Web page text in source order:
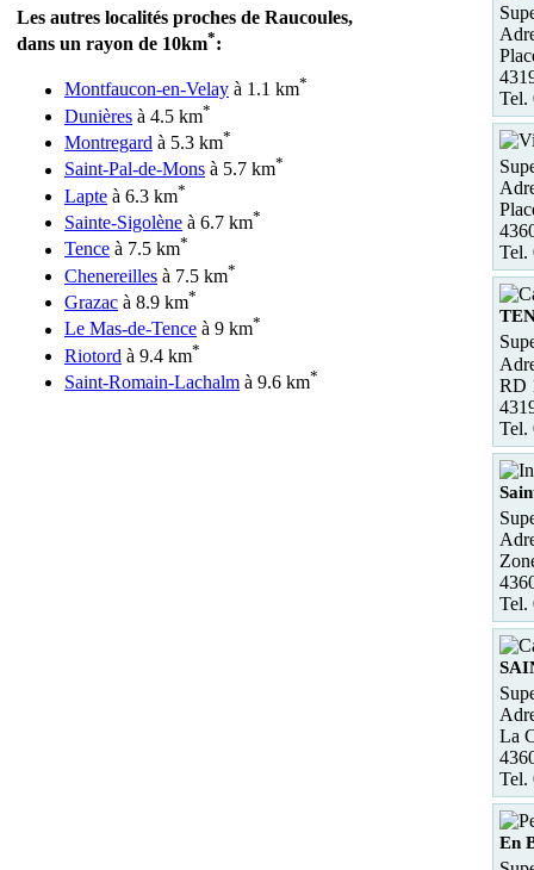
Les autres localités proches de Raucoules,
dans un rayon de 10km*:
Montfaucon-en-Velay à 1.1 km*
Dunières à 4.5 km*
Montregard à 5.3 km*
Saint-Pal-de-Mons à 5.7 km*
Lapte à 6.3 km*
Sainte-Sigolène à 6.7 km*
Tence à 7.5 km*
Chenereilles à 7.5 km*
Grazac à 8.9 km*
Le Mas-de-Tence à 9 km*
Riotord à 9.4 km*
Saint-Romain-Lachalm à 9.6 km*
Tel.
Tel.
RD
Tel.
Tel.
La
Tel.
En